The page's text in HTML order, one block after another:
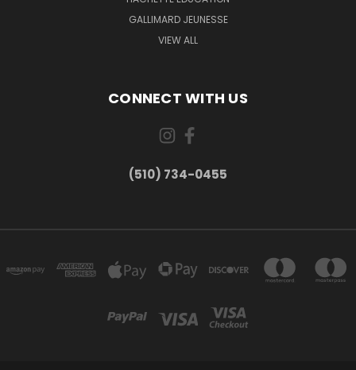
GALLIMARD JEUNESSE
VIEW ALL
CONNECT WITH US
(510) 734-0455